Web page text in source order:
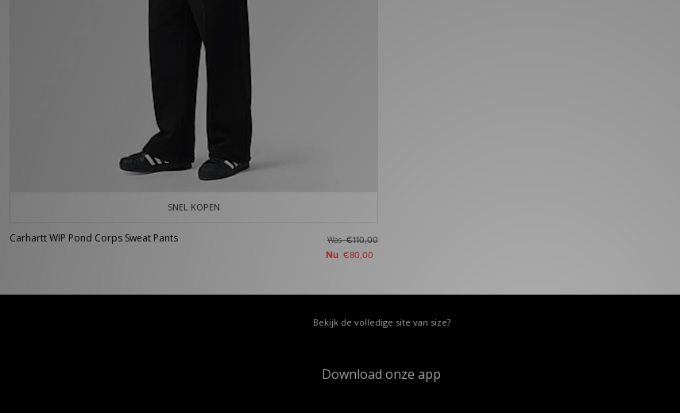
SNEL KOPEN
Carhartt WIP Pond Corps Sweat Pants Was€110,00
Nu €80,00
Bekijk de volledige site van size?
Download onze app